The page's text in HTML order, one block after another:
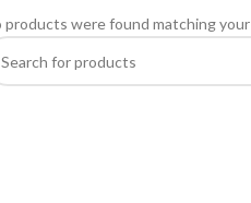
products were found matching